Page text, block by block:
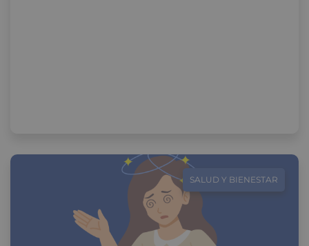
SALUD Y BIENESTAR